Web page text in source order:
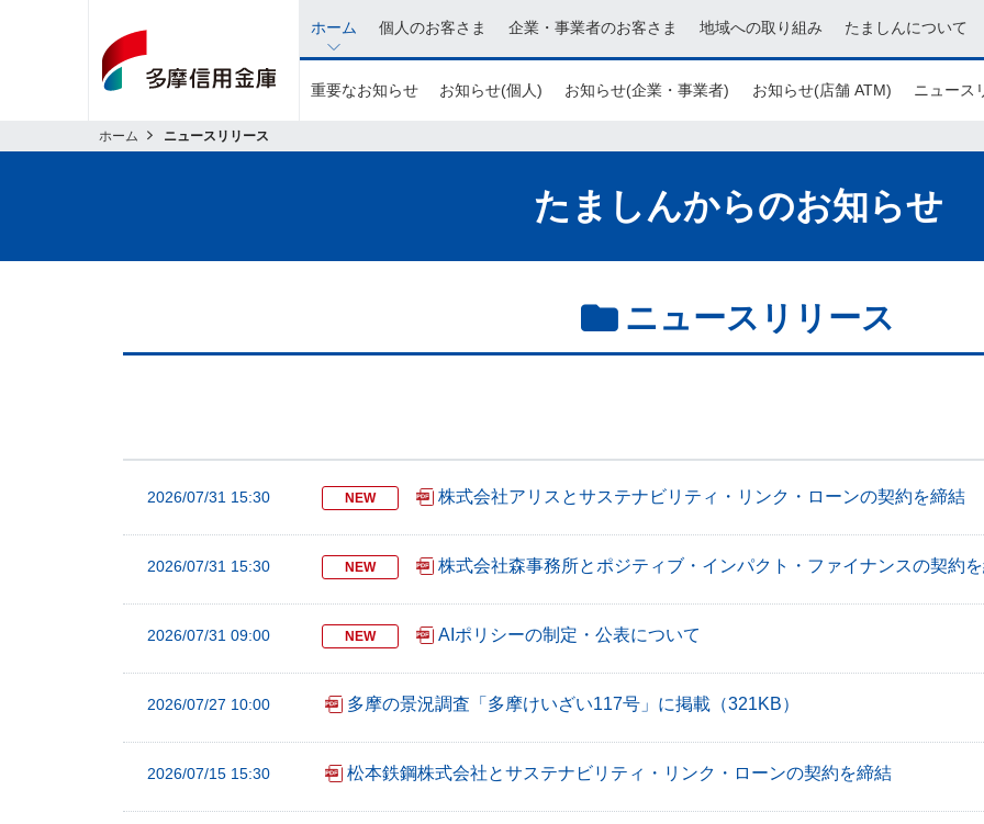
ホーム 個人のお客さま 企業・事業者のお客さま 地域への取り組み たましんについて
重要なお知らせ お知らせ(個人) お知らせ(企業・事業者) お知らせ(店舗 ATM) ニュース
ホーム ニュースリリース
たましんからのお知らせ
ニュースリリース
2026/07/31 15:30 NEW 株式会社アリスとサステナビリティ・リンク・ローンの契約を締結
2026/07/31 15:30 NEW 株式会社森事務所とポジティブ・インパクト・ファイナンスの契約
2026/07/31 09:00 NEW AIポリシーの制定・公表について
2026/07/27 10:00 多摩の景況調査「多摩けいざい117号」に掲載 （321KB）
2026/07/15 15:30 松本鉄鋼株式会社とサステナビリティ・リンク・ローンの契約を締結